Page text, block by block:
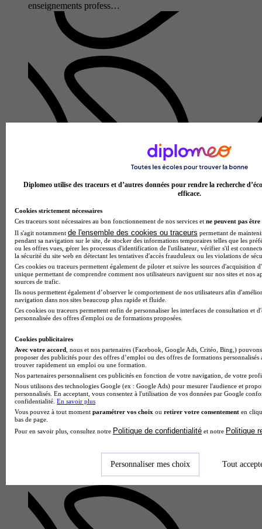
enseignements profess…
Lycée polyvalent des métiers Stéphane Hessel
CAP - Équipier polyvalent du commerce
CAP Équipier polyvalent du commerce – Lycée polyvalent
des métiers Stéphane Hessel Le CAP Équipier polyvalent du
commerce, préparé sur 2 ans en alternance au Lycée
polyvalent des…
Lycée Roberval
CAP - Équipier polyvalent du commerce
Breuil-le-Vert 60600
Le CAP équipier polyvalent du commerce proposé par le
Lycée Roberval forme aux métiers essentiels de la vente et de
la distribution. Les étudiants y apprennent à réceptionner et
stocker…
Diplomeo utilise des traceurs et d’autres données pour rendre la recherche
efficace.
Cookies strictement nécessaires
Ces traceurs sont nécessaires au bon fonctionnement de nos services et ne peuvent pas être
Il s'agit notamment de l'ensemble des cookies ou traceurs permettant de
pendant sa navigation sur le site, de stocker des informations temporaires telles que les
ou les offres vues, gérer les processus d'identification de l'utilisateur, vérifier s'il est
la sécurité du site web en détectant les tentatives d'accès frauduleux ou les violations de
Ces cookies ou traceurs permettent également de piloter et suivre les sources d'acquisition
unique permettant de comprendre comment nos utilisateurs naviguent sur nos sites et nos
sources de trafic.
Ils nous permettent également d’observer le comportement de nos utilisateurs afin
navigation dans nos sites beaucoup plus rapide et fluide.
Ces cookies ou traceurs permettent enfin de personnaliser les interfaces de consultation et
personnalisée des offres d'emploi ou de formations proposées.
Cookies publicitaires
Avec votre accord , nous et nos partenaires (Facebook, Google Ads, Critéo, Bing,)
proposer des publicités pour des offres d’emploi ou des offres de formations
trouver rapidement un emploi ou une formation.
Nos partenaires personnalisent ces publicités en fonction de votre navigation, de votre
Nous utilisons des technologies Google (ex : Google Ads) pour mesurer l'audience et
personnalisés. En acceptant, vous consentez à l'utilisation de vos données par Google
confidentialité. En savoir plus
Vous pouvez à tout moment paramétrer vos choix ou retirer votre consentement en
bas de page.
Pour en savoir plus, consultez notre Politique de confidentialité et notre Politique
Personnaliser mes choix Tout